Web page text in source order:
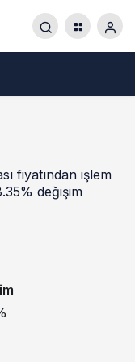
fiyatından işlem
değişim